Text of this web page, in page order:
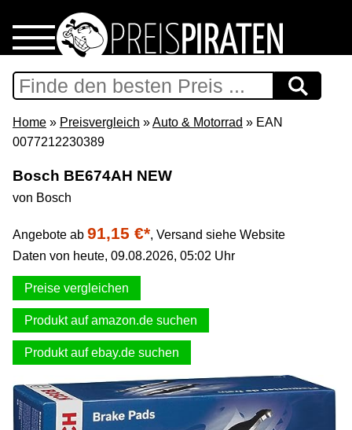
Home
Download
Support & Newsletter
Presse
Datenschutz
Impressum
Home » Preisvergleich »Auto & Motorrad » EAN
0077212230389
Bosch BE674AH NEW
von Bosch
Angebote ab 91,15 €*, Versand siehe Website
Daten von heute, 09.08.2026, 05:02 Uhr
Preise vergleichen
Produkt auf amazon.de suchen
Produkt auf ebay.de suchen